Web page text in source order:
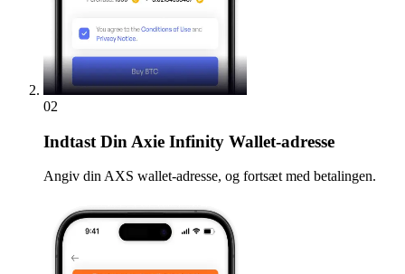
02
Indtast Din Axie Infinity Wallet-adresse
Angiv din AXS wallet-adresse, og fortsæt med betalingen.